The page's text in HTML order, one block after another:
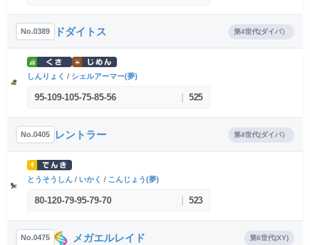
No.0389 ドダイトス 第4世代(ダイパ）
しんりょく / シェルアーマー(夢)
95-109-105-75-85-56 525
No.0405 レントラー 第4世代(ダイパ）
とうそうしん / いかく / こんじょう(夢)
80-120-79-95-79-70 523
No.0475 メガエルレイド 第6世代(XY)